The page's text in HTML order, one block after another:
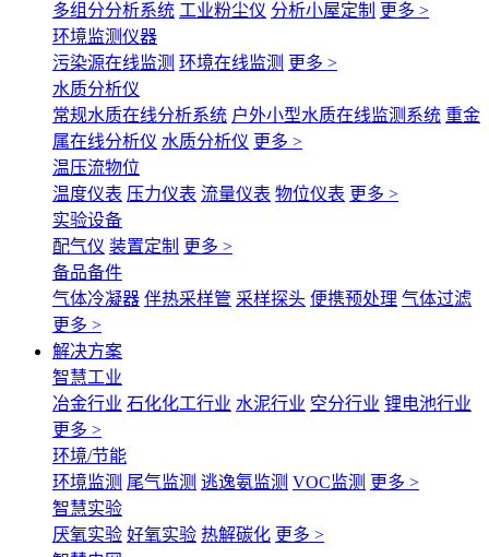
多组分分析系统 工业粉尘仪 分析小屋定制 更多 >
环境监测仪器
污染源在线监测 环境在线监测 更多 >
水质分析仪
常规水质在线分析系统 户外小型水质在线监测系统 重金
属在线分析仪 水质分析仪 更多 >
温压流物位
温度仪表 压力仪表 流量仪表 物位仪表 更多 >
实验设备
配气仪 装置定制 更多 >
备品备件
气体冷凝器 伴热采样管 采样探头 便携预处理 气体过滤
更多 >
解决方案
智慧工业
冶金行业 石化化工行业 水泥行业 空分行业 锂电池行业
更多 >
环境/节能
环境监测 尾气监测 逃逸氨监测 VOC监测 更多 >
智慧实验
厌氧实验 好氧实验 热解碳化 更多 >